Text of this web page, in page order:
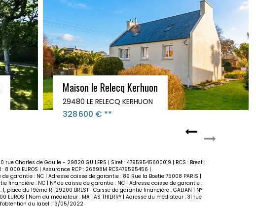
Maison Guilers 6 pièces 120 m2
29820 GUILERS
296 800 €
rue Charles de Gaulle - 29820 GUILERS | Siret : 47959545600019 | RCS : Brest |
EUROS | Assurance RCP : 26898M RCS479595456 |
garantie : NC | Adresse caisse de garantie : 89 Rue la Boetie 75008 PARIS |
: NC | N° de caisse de garantie : NC | Adresse caisse de garantie :
du 19ème RI 29200 BREST | Caisse de garantie financière : GALIAN | N°
| Nom du médiateur : MATIAS THIERRY | Adresse du médiateur : 31 rue
du label : 13/05/2022